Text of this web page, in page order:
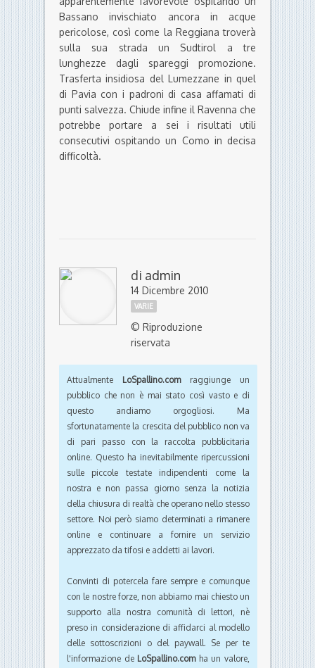
Bassano invischiato ancora in acque
pericolose, così come la Reggiana troverà
sulla sua strada un Sudtirol a tre
lunghezze dagli spareggi promozione.
Trasferta insidiosa del Lumezzane in quel
di Pavia con i padroni di casa affamati di
punti salvezza. Chiude infine il Ravenna che
potrebbe portare a sei i risultati utili
consecutivi ospitando un Como in decisa
difficoltà.
di admin
14 Dicembre 2010
VARIE
© Riproduzione
riservata
Attualmente LoSpallino.comraggiunge un
pubblico che non è mai stato così vasto e di
questo andiamo orgogliosi. Ma
sfortunatamente la crescita del pubblico non va
di pari passo con la raccolta pubblicitaria
online. Questo ha inevitabilmente ripercussioni
sulle piccole testate indipendenti come la
nostra e non passa giorno senza la notizia
della chiusura di realtà che operano nello stesso
settore. Noi però siamo determinati a rimanere
online e continuare a fornire un servizio
apprezzato da tifosi e addetti ai lavori.
Convinti di potercela fare sempre e comunque
con le nostre forze, non abbiamo mai chiesto un
supporto alla nostra comunità di lettori, nè
preso in considerazione di affidarci al modello
delle sottoscrizioni o del paywall. Se per te
l'informazione de LoSpallino.comha un valore,